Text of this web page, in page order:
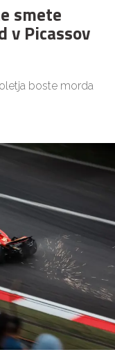
smete
v Picassov
boste morda